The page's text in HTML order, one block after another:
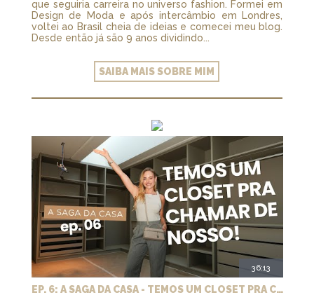
que seguiria carreira no universo fashion. Formei em
Design de Moda e após intercâmbio em Londres,
voltei ao Brasil cheia de ideias e comecei meu blog.
Desde então já são 9 anos dividindo...
SAIBA MAIS SOBRE MIM
36:13
EP. 6: A SAGA DA CASA - TEMOS UM CLOSET PRA CHAMAR DE NOSSO + MARCENARIA E PAISAGISMO